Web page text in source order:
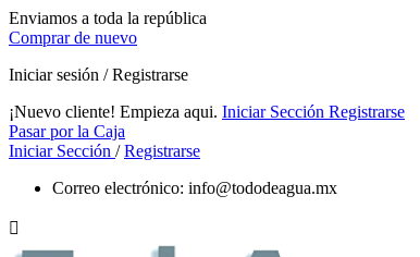
Enviamos a toda la república
Comprar de nuevo
Iniciar sesión / Registrarse
¡Nuevo cliente! Empieza aqui. Iniciar Sección Registrarse
Pasar por la Caja
Iniciar Sección /Registrarse
Correo electrónico: info@tododeagua.mx
